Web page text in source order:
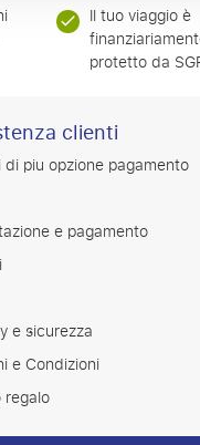
Il tuo viaggio è
protetto da
clienti
di piu opzione pagamento
e pagamento
e sicurezza
e Condizioni
regalo